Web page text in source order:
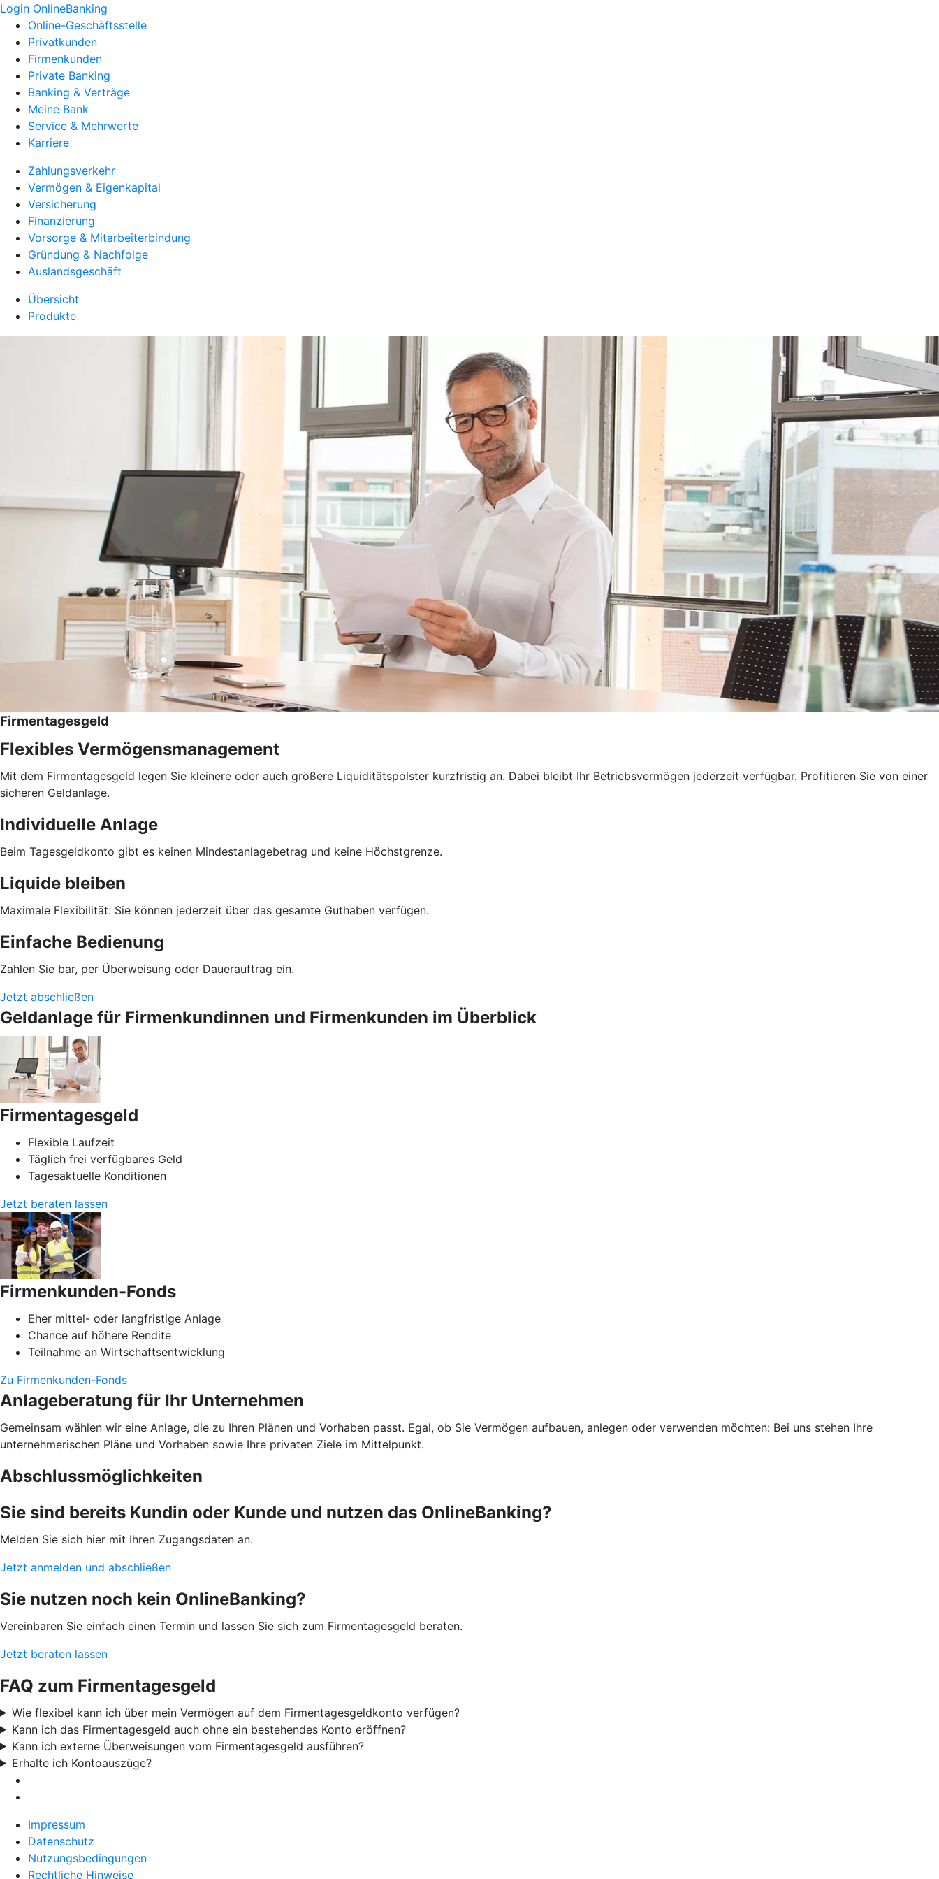
Login OnlineBanking
Online-Geschäftsstelle
Privatkunden
Firmenkunden
Private Banking
Banking & Verträge
Meine Bank
Service & Mehrwerte
Karriere
Zahlungsverkehr
Vermögen & Eigenkapital
Versicherung
Finanzierung
Vorsorge & Mitarbeiterbindung
Gründung & Nachfolge
Auslandsgeschäft
Übersicht
Produkte
Firmentagesgeld
Flexibles Vermögensmanagement
Mit dem Firmentagesgeld legen Sie kleinere oder auch größere Liquiditätspolster kurzfristig an. Dabei bleibt Ihr Betriebsvermögen jederzeit verfügbar. Profitieren Sie von einer
sicheren Geldanlage.
Individuelle Anlage
Beim Tagesgeldkonto gibt es keinen Mindestanlagebetrag und keine Höchstgrenze.
Liquide bleiben
Maximale Flexibilität: Sie können jederzeit über das gesamte Guthaben verfügen.
Einfache Bedienung
Zahlen Sie bar, per Überweisung oder Dauerauftrag ein.
Jetzt abschließen
Geldanlage für Firmenkundinnen und Firmenkunden im Überblick
Firmentagesgeld
Flexible Laufzeit
Täglich frei verfügbares Geld
Tagesaktuelle Konditionen
Jetzt beraten lassen
Firmenkunden-Fonds
Eher mittel- oder langfristige Anlage
Chance auf höhere Rendite
Teilnahme an Wirtschaftsentwicklung
Zu Firmenkunden-Fonds
Anlageberatung für Ihr Unternehmen
Gemeinsam wählen wir eine Anlage, die zu Ihren Plänen und Vorhaben passt. Egal, ob Sie Vermögen aufbauen, anlegen oder verwenden möchten: Bei uns stehen Ihre
unternehmerischen Pläne und Vorhaben sowie Ihre privaten Ziele im Mittelpunkt.
Abschlussmöglichkeiten
Sie sind bereits Kundin oder Kunde und nutzen das OnlineBanking?
Melden Sie sich hier mit Ihren Zugangsdaten an.
Jetzt anmelden und abschließen
Sie nutzen noch kein OnlineBanking?
Vereinbaren Sie einfach einen Termin und lassen Sie sich zum Firmentagesgeld beraten.
Jetzt beraten lassen
FAQ zum Firmentagesgeld
Wie flexibel kann ich über mein Vermögen auf dem Firmentagesgeldkonto verfügen?
Kann ich das Firmentagesgeld auch ohne ein bestehendes Konto eröffnen?
Kann ich externe Überweisungen vom Firmentagesgeld ausführen?
Erhalte ich Kontoauszüge?
Impressum
Datenschutz
Nutzungsbedingungen
Rechtliche Hinweise